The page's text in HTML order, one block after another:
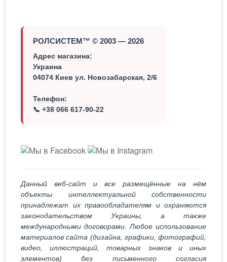
РОЛСИСТЕМ™ © 2003 — 2026
Адрес магазина:
Украина
04074 Киев ул. Новозабарская, 2/6
Телефон:
📞 +38 066 617-90-22
Данный веб-сайт и все размещённые на нём
объекты интеллектуальной собственности
принадлежат их правообладателям и охраняются
законодательством Украины, а также
международными договорами. Любое использование
материалов сайта (дизайна, графики, фотографий,
видео, иллюстраций, товарных знаков и иных
элементов) без письменного согласия